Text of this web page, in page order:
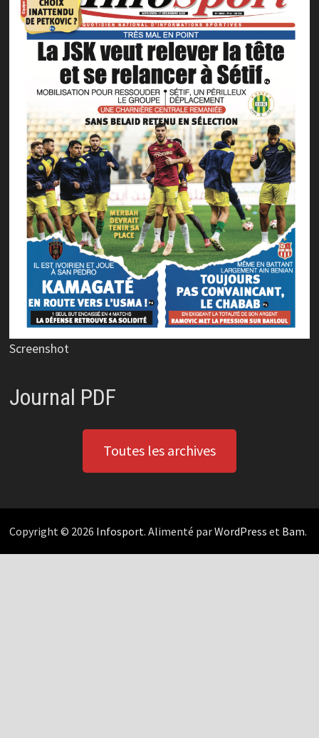
Screenshot
Journal PDF
Toutes les archives
Copyright © 2026 Infosport. Alimenté parWordPress et Bam.